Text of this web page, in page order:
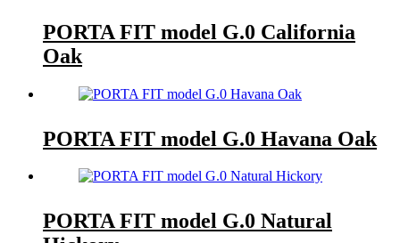
PORTA FIT model G.0 California
Oak
PORTA FIT model G.0 Havana Oak
PORTA FIT model G.0 Natural